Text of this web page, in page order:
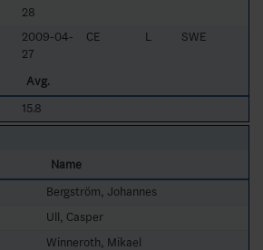
28
2009-04-
27
CE L SWE
Avg.
15.8
Name
Bergström, Johannes
Ull, Casper
Winneroth, Mikael